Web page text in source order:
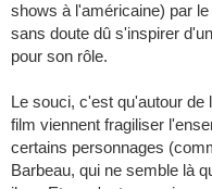
shows à l'américaine) par
sans doute dû s'inspirer
pour son rôle.
Le souci, c'est qu'autour
film viennent fragiliser
certains personnages
Barbeau, qui ne semble là